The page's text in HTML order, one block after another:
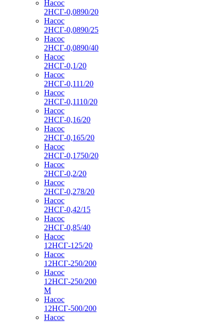
Насос
2НСГ-0,0890/20
Насос
2НСГ-0,0890/25
Насос
2НСГ-0,0890/40
Насос
2НСГ-0,1/20
Насос
2НСГ-0,111/20
Насос
2НСГ-0,1110/20
Насос
2НСГ-0,16/20
Насос
2НСГ-0,165/20
Насос
2НСГ-0,1750/20
Насос
2НСГ-0,2/20
Насос
2НСГ-0,278/20
Насос
2НСГ-0,42/15
Насос
2НСГ-0,85/40
Насос
12НСГ-125/20
Насос
12НСГ-250/200
Насос
12НСГ-250/200
М
Насос
12НСГ-500/200
Насос